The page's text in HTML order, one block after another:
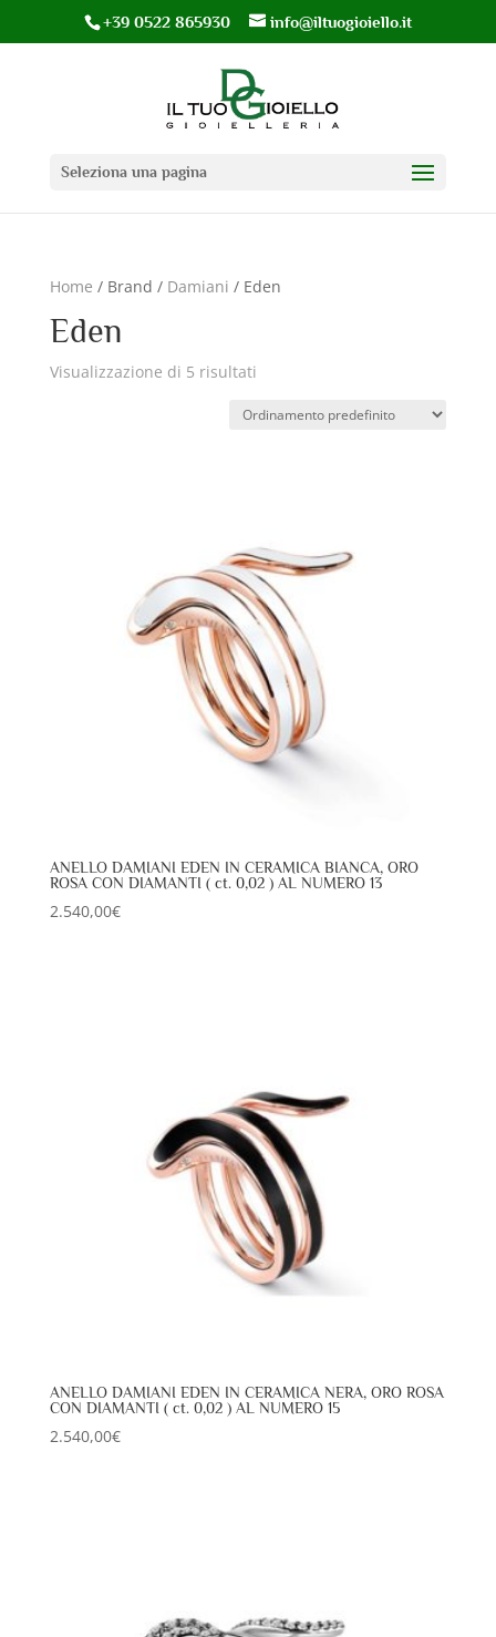
+39 0522 865930 info@iltuogioiello.it
Seleziona una pagina
Home / Brand / Damiani / Eden
Eden
Visualizzazione di 5 risultati
ANELLO DAMIANI EDEN IN CERAMICA BIANCA, ORO
ROSA CON DIAMANTI ( ct. 0,02 ) AL NUMERO 13
2.540,00€
ANELLO DAMIANI EDEN IN CERAMICA NERA, ORO ROSA
CON DIAMANTI ( ct. 0,02 ) AL NUMERO 15
2.540,00€